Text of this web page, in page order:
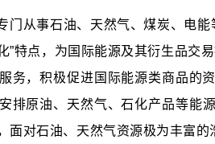
门从事石油、天然气、煤炭、电能
”特点，为国际能源及其衍生品交
务，积极促进国际能源类商品的
排原油、天然气、石化产品等能
面对石油、天然气资源极为丰富